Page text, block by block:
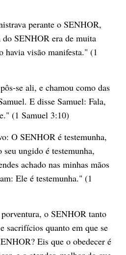
perante o SENHOR,
SENHOR era de muita
havia visão manifesta." (1
se ali, e chamou como das
E disse Samuel: Fala,
(1 Samuel 3:10)
O SENHOR é testemunha,
seu ungido é testemunha,
achado nas minhas mãos
Ele é testemunha." (1
o SENHOR tanto
sacrifícios quanto em que se
Eis que o obedecer é